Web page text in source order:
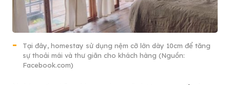
Tại đây, homestay sử dụng nệm cỡ lớn dày 10cm để tăng
sự thoải mái và thư giãn cho khách hàng (Nguồn:
Facebook.com)